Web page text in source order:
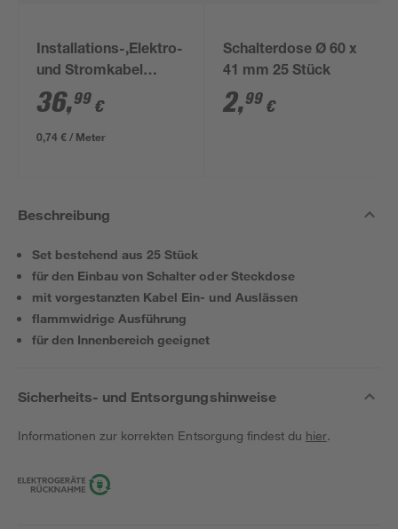
Installations-,Elektro-
und Stromkabel
NYM-J 3x1,5mm² 50
m
36,99 €
0,74 € / Meter
Schalterdose Ø 60 x
41 mm 25 Stück
2,99 €
Beschreibung
Set bestehend aus 25 Stück
für den Einbau von Schalter oder Steckdose
mit vorgestanzten Kabel Ein- und Auslässen
flammwidrige Ausführung
für den Innenbereich geeignet
Sicherheits- und Entsorgungshinweise
Informationen zur korrekten Entsorgung findest du hier.